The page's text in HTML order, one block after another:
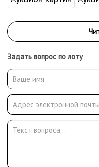
Задать вопрос по лоту